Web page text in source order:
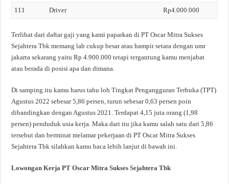
111 Driver Rp4.000.000
Terlihat dari daftar gaji yang kami paparkan di PT Oscar Mitra Sukses
Sejahtera Tbk memang lah cukup besar atau hampir setara dengan umr
jakarta sekarang yaitu Rp 4.900.000 tetapi tergantung kamu menjabat
atau berada di posisi apa dan dimana.
Di samping itu kamu harus tahu loh Tingkat Pengangguran Terbuka (TPT)
Agustus 2022 sebesar 5,86 persen, turun sebesar 0,63 persen poin
dibandingkan dengan Agustus 2021. Terdapat 4,15 juta orang (1,98
persen) penduduk usia kerja. Maka dari itu jika kamu salah satu dari 5,86
tersebut dan berminat melamar pekerjaan di PT Oscar Mitra Sukses
Sejahtera Tbk silahkan kamu baca lebih lanjut di bawah ini.
Lowongan Kerja PT Oscar Mitra Sukses Sejahtera Tbk